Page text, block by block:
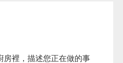
房裡，描述您正在做的事